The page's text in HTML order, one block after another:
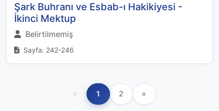
Şark Buhranı ve Esbab-ı Hakikiyesi -
İkinci Mektup
Belirtilmemiş
Sayfa: 242-246
« 1 2 »